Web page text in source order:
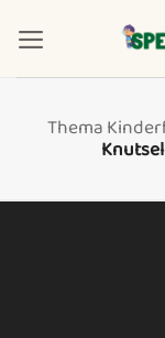
naar
inhoud
Thema